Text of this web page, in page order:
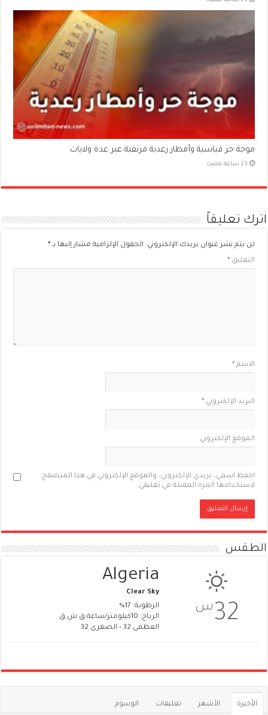
موجة حر قياسية وأمطار رعدية مرتقبة عبر عدة ولايات
اترك تعليقاً
لن يتم نشر عنوان بريدك الإلكتروني. الحقول الإلزامية مشار إليها بـ*
التعليق*
الاسم*
البريد الإلكتروني*
الموقع الإلكتروني
احفظ اسمي، بريدي الإلكتروني، والموقع الإلكتروني في هذا المتصفح
لاستخدامها المرة المقبلة في تعليقي.
الطقس
32 س
Algeria
Clear Sky
الرطوبة: 17%
الرياح: 10كيلومتر/ساعة ق.ش.ق‎
العظمى 32 • الصغرى 32
الأخيرة الأشهر تعليقات الوسوم